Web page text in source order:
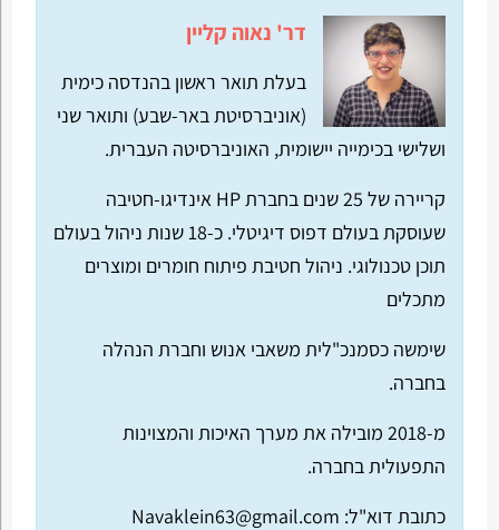
דר' נאוה קליין
בעלת תואר ראשון בהנדסה כימית
(אוניברסיטת באר-שבע) ותואר שני
ושלישי בכימייה יישומית, האוניברסיטה העברית.
קריירה של 25 שנים בחברת HP אינדיגו-חטיבה
שעוסקת בעולם דפוס דיגיטלי. כ-18 שנות ניהול בעולם
תוכן טכנולוגי. ניהול חטיבת פיתוח חומרים ומוצרים
מתכלים
שימשה כסמנכ"לית משאבי אנוש וחברת הנהלה
בחברה.
מ-2018 מובילה את מערך האיכות והמצוינות
התפעולית בחברה.
כתובת דוא"ל: Navaklein63@gmail.com